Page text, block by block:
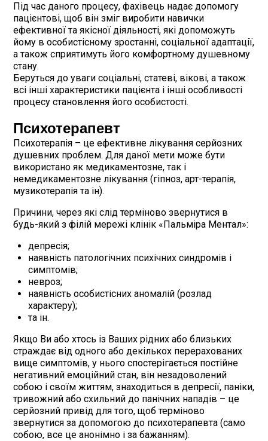
Під час даного процесу, фахівець надає допомогу
пацієнтові, щоб він зміг виробити навички
ефективної та якісної діяльності, які допоможуть
йому в особистісному зростанні, соціальної адаптації,
а також сприятимуть його комфортному душевному
стану.
Беруться до уваги соціальні, статеві, вікові, а також
всі інші характеристики пацієнта і інші особливості
процесу становлення його особистості.
Психотерапевт
Психотерапія – це ефективне лікування серйозних
душевних проблем. Для даної мети може бути
використано як медикаментозне, так і
немедикаментозне лікування (гіпноз, арт-терапія,
музикотерапія та ін).
Причини, через які слід терміново звернутися в
будь-який з філій мережі клінік «Пальміра Ментал»:
депресія;
наявність патологічних психічних синдромів і
симптомів;
невроз;
наявність особистісних аномалій (розлад
характеру);
та ін.
Якщо Ви або хтось із Ваших рідних або близьких
страждає від одного або декількох перерахованих
вище симптомів, у нього спостерігається постійне
негативний емоційний стан, він незадоволений
собою і своїм життям, знаходиться в депресії, паніки,
тривожний або схильний до панічних нападів – це
серйозний привід для того, щоб терміново
звернутися за допомогою до психотерапевта (само
собою, все це анонімно і за бажанням).